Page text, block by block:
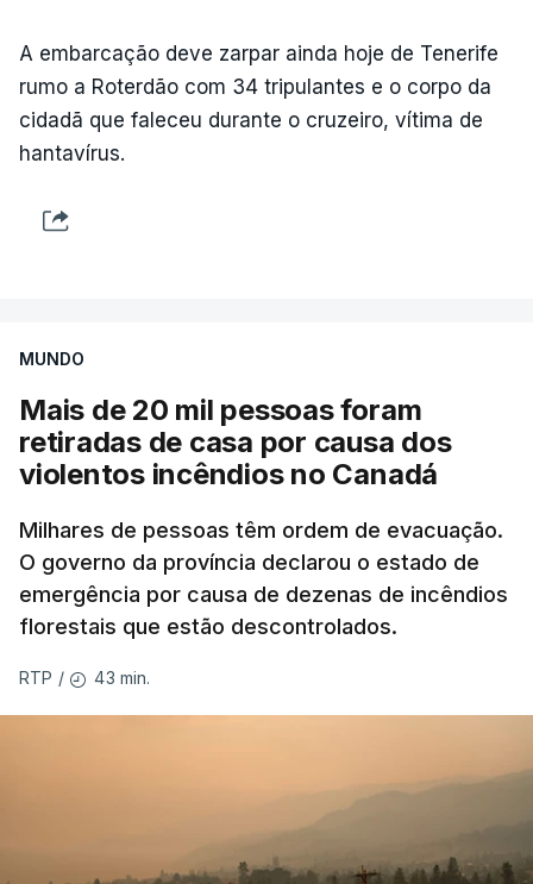
A embarcação deve zarpar ainda hoje de Tenerife
rumo a Roterdão com 34 tripulantes e o corpo da
cidadã que faleceu durante o cruzeiro, vítima de
hantavírus.
MUNDO
Mais de 20 mil pessoas foram
retiradas de casa por causa dos
violentos incêndios no Canadá
Milhares de pessoas têm ordem de evacuação.
O governo da província declarou o estado de
emergência por causa de dezenas de incêndios
florestais que estão descontrolados.
RTP / 43 min.